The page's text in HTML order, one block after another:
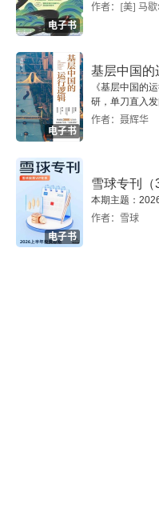
电子书
作者：[美] 马歇
电子书
基层中国的
《基层中国的
研，单刀直入
的基层中国。
作者：聂辉华
电子书
雪球专刊（
本期主题：
作者：雪球